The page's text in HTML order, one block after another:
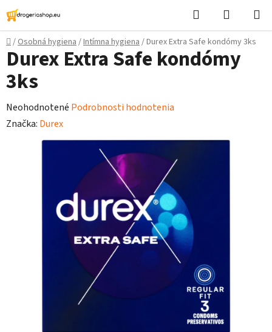
Prejsť
na
obsah
Hľadať
košík
Domov
/Osobná hygiena/Intímna hygiena/Durex Extra Safe kondómy 3ks
Durex Extra Safe kondómy
3ks
Priemerné
hodnotenie
produktu
Neohodnotené Podrobnosti hodnotenia
Značka: Durex